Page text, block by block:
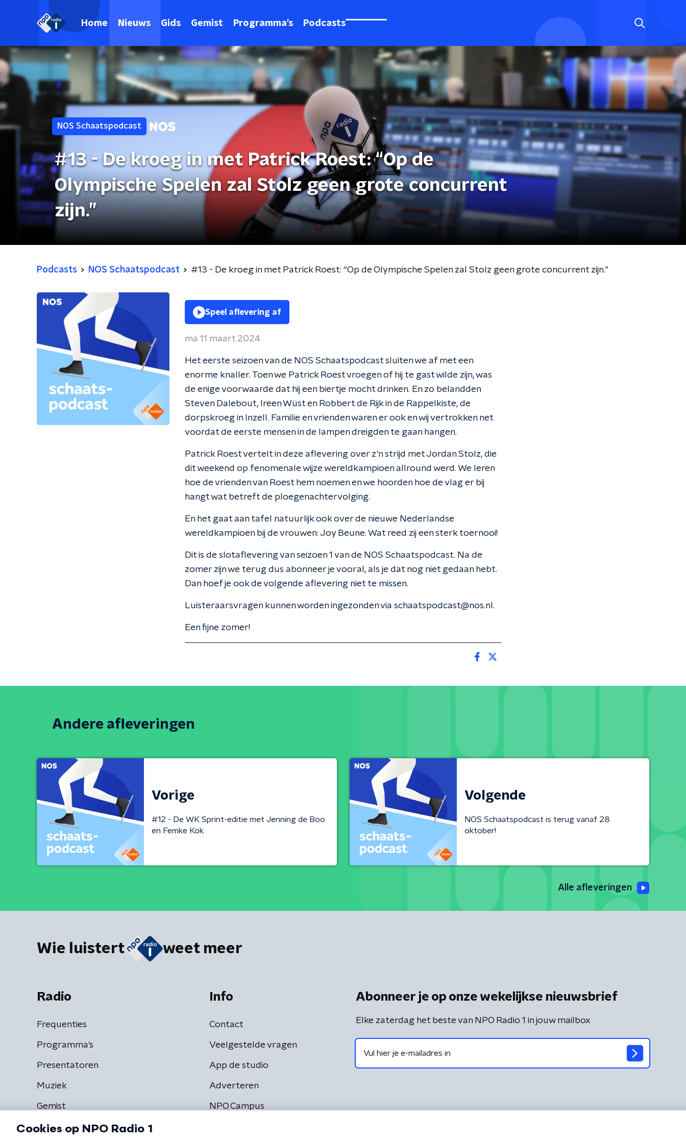
Home Nieuws Gids Gemist Programma's Podcasts
NOS Schaatspodcast
#13 - De kroeg in met Patrick Roest: “Op de
Olympische Spelen zal Stolz geen grote concurrent
zijn.”
Podcasts NOS Schaatspodcast #13 - De kroeg in met Patrick Roest: “Op de Olympische Spelen zal Stolz geen grote concurrent zijn.”
Speel aflevering af
ma 11 maart 2024
Het eerste seizoen van de NOS Schaatspodcast sluiten we af met een
enorme knaller. Toen we Patrick Roest vroegen of hij te gast wilde zijn, was
de enige voorwaarde dat hij een biertje mocht drinken. En zo belandden
Steven Dalebout, Ireen Wüst en Robbert de Rijk in de Rappelkiste, de
dorpskroeg in Inzell. Familie en vrienden waren er ook en wij vertrokken net
voordat de eerste mensen in de lampen dreigden te gaan hangen.
Patrick Roest vertelt in deze aflevering over z’n strijd met Jordan Stolz, die
dit weekend op fenomenale wijze wereldkampioen allround werd. We leren
hoe de vrienden van Roest hem noemen en we hoorden hoe de vlag er bij
hangt wat betreft de ploegenachtervolging.
En het gaat aan tafel natuurlijk ook over de nieuwe Nederlandse
wereldkampioen bij de vrouwen: Joy Beune. Wat reed zij een sterk toernooi!
Dit is de slotaflevering van seizoen 1 van de NOS Schaatspodcast. Na de
zomer zijn we terug dus abonneer je vooral, als je dat nog niet gedaan hebt.
Dan hoef je ook de volgende aflevering niet te missen.
Luisteraarsvragen kunnen worden ingezonden via schaatspodcast@nos.nl.
Een fijne zomer!
Andere afleveringen
Vorige
#12 - De WK Sprint-editie met Jenning de Boo
en Femke Kok
Volgende
NOS Schaatspodcast is terug vanaf 28
oktober!
Alle afleveringen
Wie luistert weet meer
Radio
Frequenties
Programma's
Presentatoren
Muziek
Gemist
Info
Contact
Veelgestelde vragen
App de studio
Adverteren
NPO Campus
Abonneer je op onze wekelijkse nieuwsbrief
Elke zaterdag het beste van NPO Radio 1 in jouw mailbox